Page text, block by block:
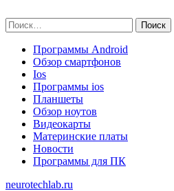
to
content
Найти:
Программы Android
Обзор смартфонов
Ios
Программы ios
Планшеты
Обзор ноутов
Видеокарты
Материнские платы
Новости
Программы для ПК
neurotechlab.ru